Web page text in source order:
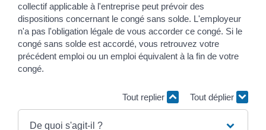
collectif applicable à l'entreprise peut prévoir des
dispositions concernant le congé sans solde. L'employeur
n'a pas l'obligation légale de vous accorder ce congé. Si le
congé sans solde est accordé, vous retrouvez votre
précédent emploi ou un emploi équivalent à la fin de votre
congé.
Tout replier Tout déplier
De quoi s'agit-il ?